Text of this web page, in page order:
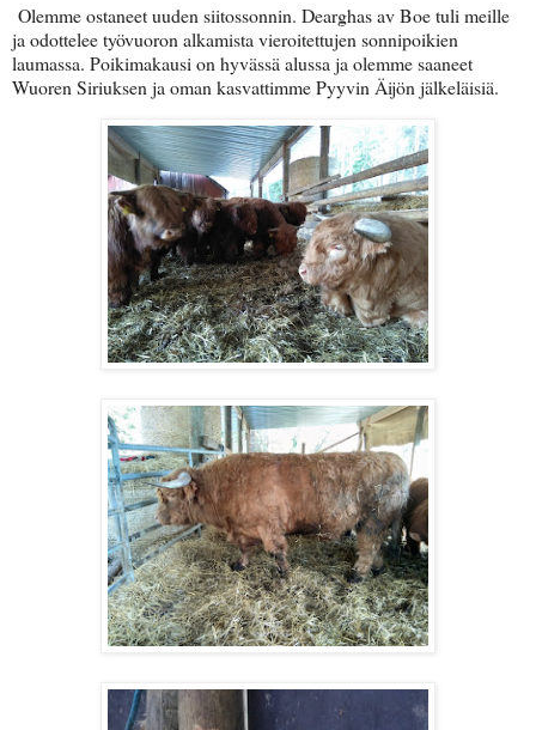
Olemme ostaneet uuden siitossonnin. Dearghas av Boe tuli meille
ja odottelee työvuoron alkamista vieroitettujen sonnipoikien
laumassa. Poikimakausi on hyvässä alussa ja olemme saaneet
Wuoren Siriuksen ja oman kasvattimme Pyyvin Äijön jälkeläisiä.